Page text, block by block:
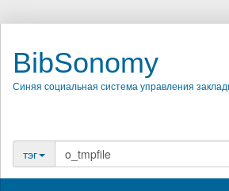
BibSonomy
Синяя социальная система управления
тэг